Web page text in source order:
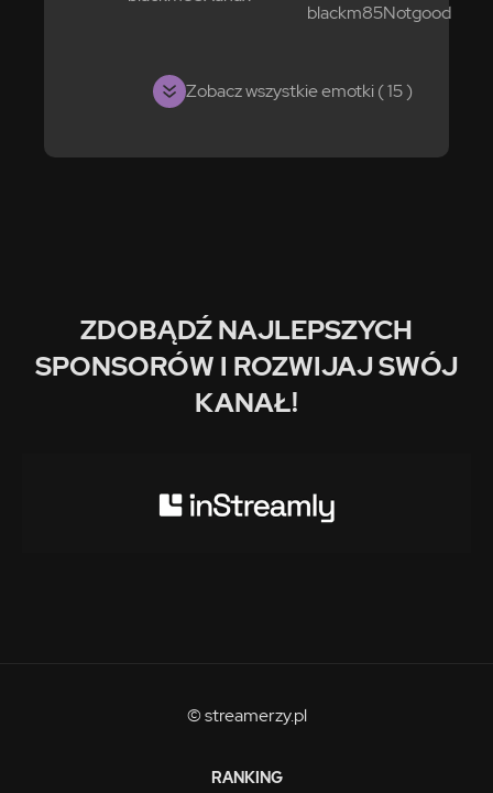
blackm85Notgood
Zobacz wszystkie emotki ( 15 )
ZDOBĄDŹ NAJLEPSZYCH
SPONSORÓW I ROZWIJAJ SWÓJ
KANAŁ!
© streamerzy.pl
RANKING